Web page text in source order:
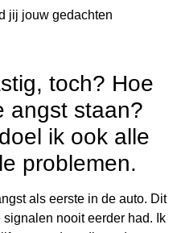
jij jouw gedachten
toch? Hoe
angst staan?
ik ook alle
problemen.
als eerste in de auto. Dit
nooit eerder had. Ik